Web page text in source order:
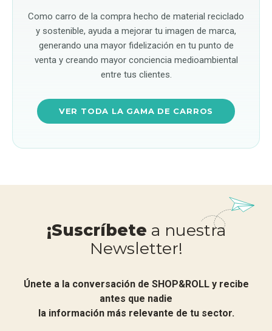
Como carro de la compra hecho de material reciclado
y sostenible, ayuda a mejorar tu imagen de marca,
generando una mayor fidelización en tu punto de
venta y creando mayor conciencia medioambiental
entre tus clientes.
VER TODA LA GAMA DE CARROS
¡Suscríbete a nuestra
Newsletter!
Únete a la conversación de SHOP&ROLL y recibe
antes que nadie
la información más relevante de tu sector.